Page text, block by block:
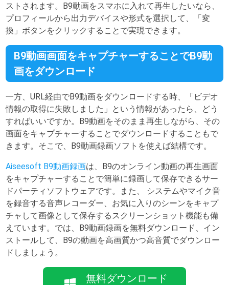
ストされます。B9動画をスマホに入れて再生したいなら、
プロフィールから出力デバイスや形式を選択して、「変
換」ボタンをクリックすることで実現できます。
B9動画画面をキャプチャーすることでB9動
画をダウンロード
一方、URL経由でB9動画をダウンロードする時、「ビデオ
情報の取得に失敗しました」という情報があったら、どう
すればいいですか。B9動画をそのまま再生しながら、その
画面をキャプチャーすることでダウンロードすることもで
きます。そこで、B9動画録画ソフトを使えば結構です。
Aiseesoft B9動画録画は、B9のオンライン動画の再生画面
をキャプチャーすることで簡単に録画して保存できるサー
ドパーティソフトウェアです。また、 システムやマイク音
を録音する音声レコーダー、お気に入りのシーンをキャプ
チャして画像として保存するスクリーンショット機能も備
えています。では、B9動画録画を無料ダウンロード、イン
ストールして、B9の動画を高画質かつ高音質でダウンロー
ドしましょう。
無料ダウンロード